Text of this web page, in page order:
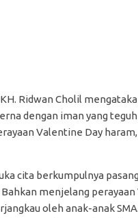
Ridwan Cholil
dengan iman yang
Valentine Day
cita berkumpulnya
menjelang
oleh anak-anak